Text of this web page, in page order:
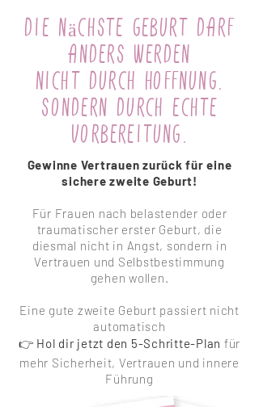
Die nächste Geburt darf
anders werden
Nicht durch Hoffnung.
Sondern durch echte
Vorbereitung.
Gewinne Vertrauen zurück für eine
sichere zweite Geburt!
Für Frauen nach belastender oder
traumatischer erster Geburt, die
diesmal nicht in Angst, sondern in
Vertrauen und Selbstbestimmung
gehen wollen.
Eine gute zweite Geburt passiert nicht
automatisch
👉 Hol dir jetzt den 5-Schritte-Plan für
mehr Sicherheit, Vertrauen und innere
Führung